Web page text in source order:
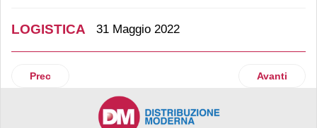
LOGISTICA 31 Maggio 2022
Articolo precedente: Still propone i nuovi carrelli elettrici
Prec Articolo
Avanti